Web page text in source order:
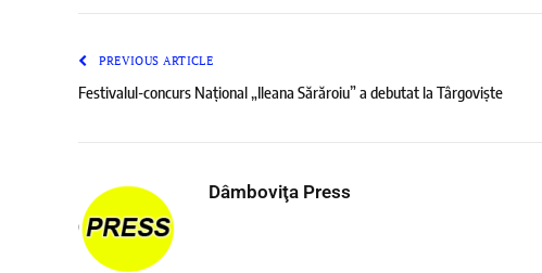
PREVIOUS ARTICLE
Festivalul-concurs Național „Ileana Sărăroiu” a debutat la Târgoviște
Dâmboviţa Press